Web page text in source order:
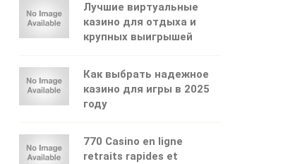
Лучшие виртуальные
казино для отдыха и
крупных выигрышей
Как выбрать надежное
казино для игры в 2025
году
770 Casino en ligne
retraits rapides et